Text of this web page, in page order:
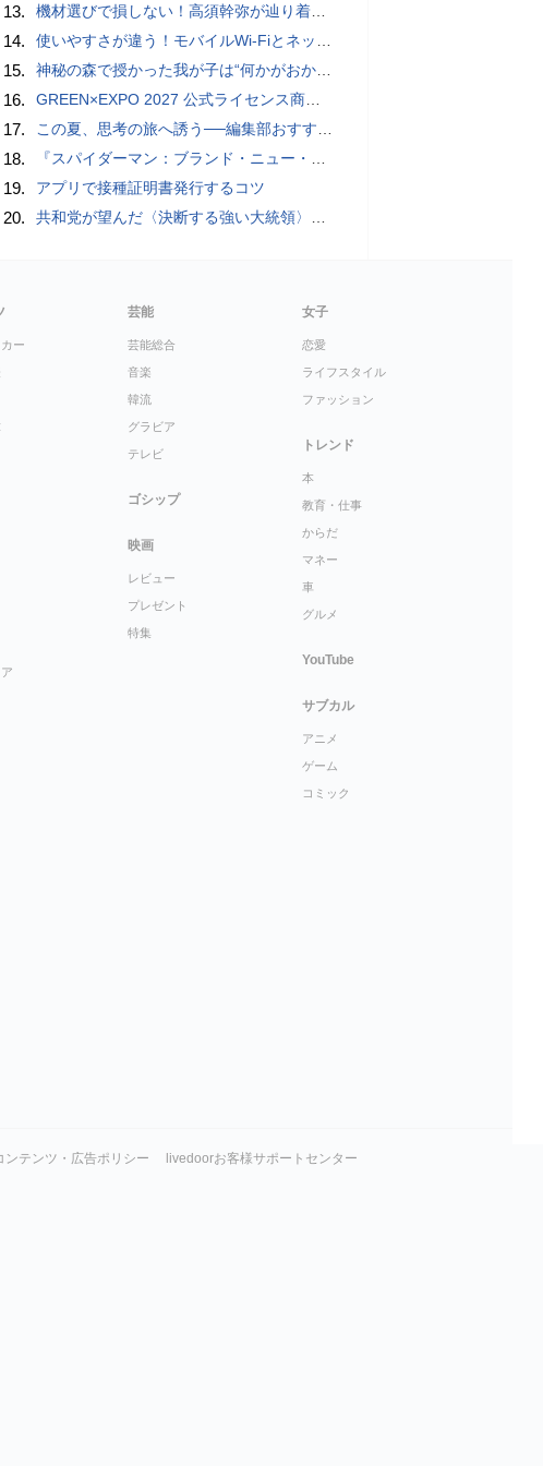
13. 機材選びで損しない！高須幹弥が辿り着いた「大当り」の神マイクとは
14. 使いやすさが違う！モバイルWi-FiとネットHDD【PC-DIY 秋の陣】
15. 神秘の森で授かった我が子は“何かがおかしい”『ナイトボーン -夜哭-』本編映像解禁 母の絶叫顔うちわが全国の劇場に［ホラー通信］
16. GREEN×EXPO 2027 公式ライセンス商品！初の「トゥンクトゥンク」公式LINEスタンプ、販売開始
17. この夏、思考の旅へ誘う──編集部おすすめの7冊：WIRED BOOK GUIDE
18. 『スパイダーマン：ブランド・ニュー・デイ』のアクション撮影の裏側を明かす特別映像が公開
19. アプリで接種証明書発行するコツ
20. 共和党が望んだ〈決断する強い大統領〉が統治するアメリカの到来──「アメリカン・ドッペルゲンガー」by 池田純一#14
ー
芸能
芸能総合
音楽
韓流
グラビア
テレビ
ゴシップ
映画
レビュー
プレゼント
特集
女子
恋愛
ライフスタイル
ファッション
トレンド
本
教育・仕事
からだ
マネー
車
グルメ
YouTube
サブカル
アニメ
ゲーム
コミック
ンテンツ・広告ポリシー livedoorお客様サポートセンター